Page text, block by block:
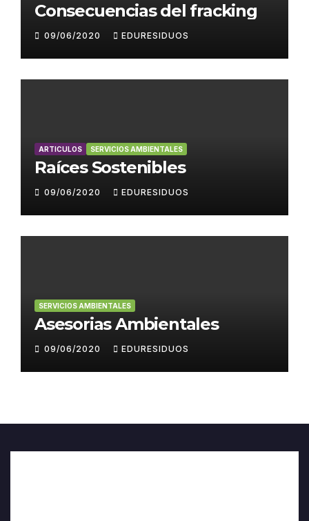
Consecuencias del fracking
09/06/2020 EDURESIDUOS
ARTICULOS SERVICIOS AMBIENTALES
Raíces Sostenibles
09/06/2020 EDURESIDUOS
SERVICIOS AMBIENTALES
Asesorias Ambientales
09/06/2020 EDURESIDUOS